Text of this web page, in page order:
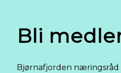
Bli
Bjørnafjorden